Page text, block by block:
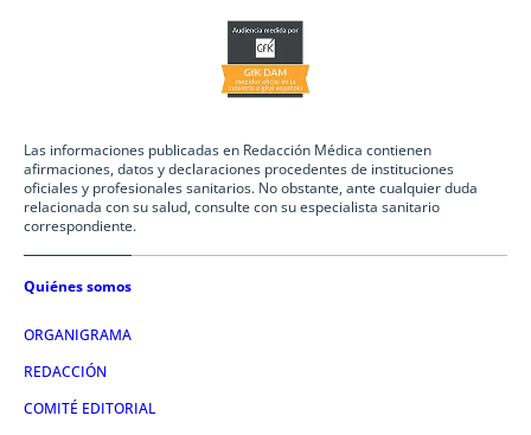
Las informaciones publicadas en Redacción Médica contienen
afirmaciones, datos y declaraciones procedentes de instituciones
oficiales y profesionales sanitarios. No obstante, ante cualquier duda
relacionada con su salud, consulte con su especialista sanitario
correspondiente.
Quiénes somos
ORGANIGRAMA
REDACCIÓN
COMITÉ EDITORIAL